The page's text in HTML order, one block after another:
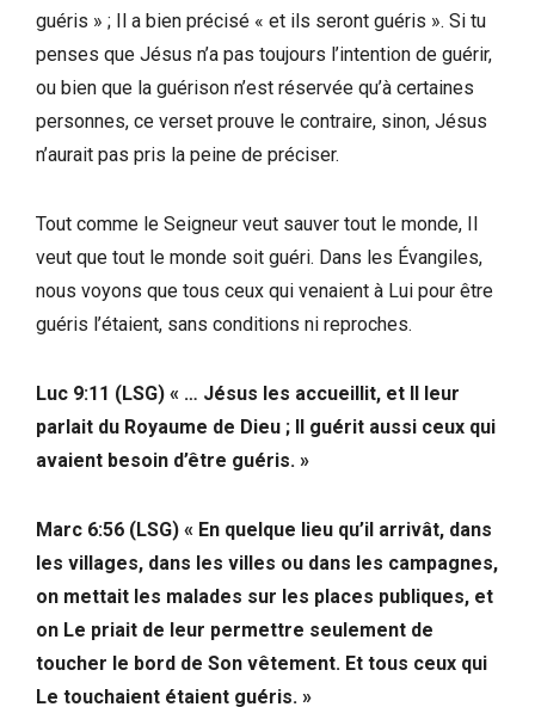
guéris » ; Il a bien précisé « et ils seront guéris ». Si tu
penses que Jésus n’a pas toujours l’intention de guérir,
ou bien que la guérison n’est réservée qu’à certaines
personnes, ce verset prouve le contraire, sinon, Jésus
n’aurait pas pris la peine de préciser.
Tout comme le Seigneur veut sauver tout le monde, Il
veut que tout le monde soit guéri. Dans les Évangiles,
nous voyons que tous ceux qui venaient à Lui pour être
guéris l’étaient, sans conditions ni reproches.
Luc 9:11 (LSG) « … Jésus les accueillit, et Il leur
parlait du Royaume de Dieu ; Il guérit aussi ceux qui
avaient besoin d’être guéris. »
Marc 6:56 (LSG) « En quelque lieu qu’il arrivât, dans
les villages, dans les villes ou dans les campagnes,
on mettait les malades sur les places publiques, et
on Le priait de leur permettre seulement de
toucher le bord de Son vêtement. Et tous ceux qui
Le touchaient étaient guéris. »